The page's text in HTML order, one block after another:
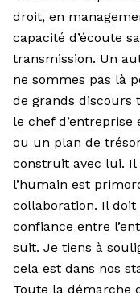
droit, en
capacité d’écoute
transmission. Un
ne sommes pas là
de grands discours
le chef
ou un plan de
construit avec lui.
l’humain est
collaboration. Il
confiance entre
suit. Je tiens à
cela est dans nos
Toute la démarche